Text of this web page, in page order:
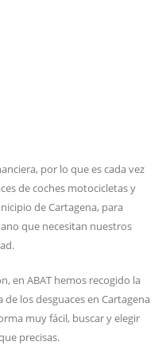
por lo que es cada vez
de coches motocicletas y
de Cartagena, para
que necesitan nuestros
en ABAT hemos recogido la
los desguaces en Cartagena
muy fácil, buscar y elegir
precisas.